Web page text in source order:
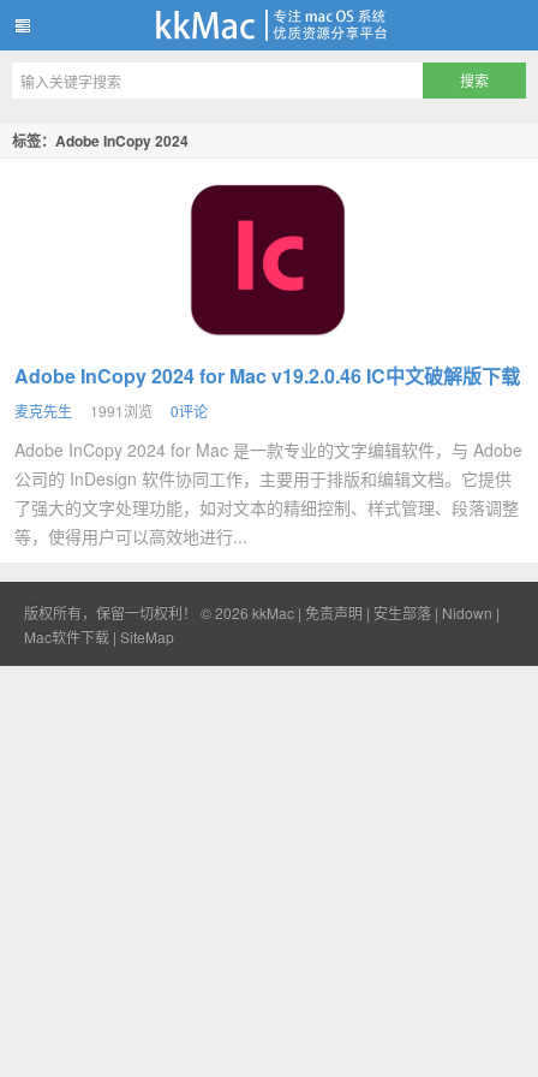
kkMac
标签：Adobe InCopy 2024
Adobe InCopy 2024 for Mac v19.2.0.46 IC中文破解版下载
麦克先生 1991浏览 0评论
Adobe InCopy 2024 for Mac 是一款专业的文字编辑软件，与 Adobe
公司的 InDesign 软件协同工作，主要用于排版和编辑文档。它提供
了强大的文字处理功能，如对文本的精细控制、样式管理、段落调整
等，使得用户可以高效地进行...
版权所有，保留一切权利！ © 2026 kkMac | 免责声明 | 安生部落 | Nidown |
Mac软件下载 | SiteMap